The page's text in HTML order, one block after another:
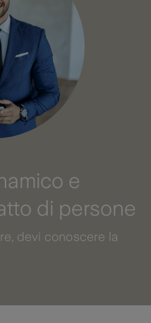
e
di persone
devi conoscere la